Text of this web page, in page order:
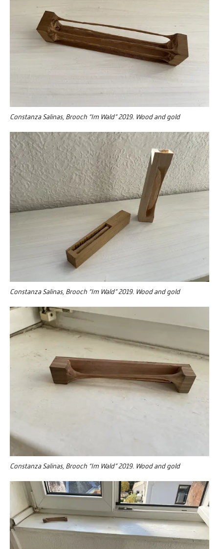
Constanza Salinas, Brooch “Im Wald” 2019. Wood and gold
Constanza Salinas, Brooch “Im Wald” 2019. Wood and gold
Constanza Salinas, Brooch “Im Wald” 2019. Wood and gold